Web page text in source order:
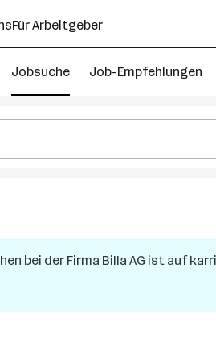
Für Arbeitgeber
Jobsuche Job-Empfehlungen
bei der Firma Billa AG ist auf